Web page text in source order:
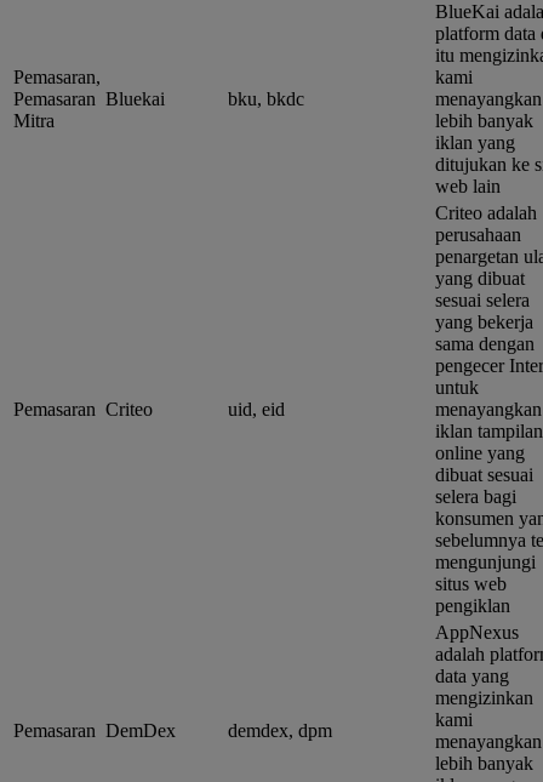
Pemasaran,
Pemasaran
Mitra
Bluekai bku, bkdc
BlueKai
platform data
itu
kami
menayangkan
lebih banyak
iklan yang
ditujukan ke
web lain
Pemasaran Criteo uid, eid
Criteo adalah
perusahaan
penargetan
yang dibuat
sesuai selera
yang bekerja
sama dengan
pengecer
untuk
menayangkan
iklan tampilan
online yang
dibuat sesuai
selera bagi
konsumen
sebelumnya
mengunjungi
situs web
pengiklan
Pemasaran DemDex demdex, dpm
AppNexus
adalah
data yang
mengizinkan
kami
menayangkan
lebih banyak